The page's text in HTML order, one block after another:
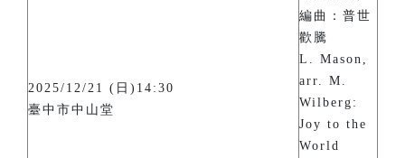
2025/12/21 (日)14:30
臺中市中山堂
編曲：普世
歡騰
L. Mason,
arr. M.
Wilberg:
Joy to the
World